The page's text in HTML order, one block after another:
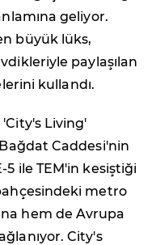
geliyor.
büyük lüks,
paylaşılan
kullandı.
Living'
Caddesi'nin
5 ile TEM'in kesiştiği
metro
hem de Avrupa
City's